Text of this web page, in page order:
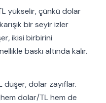
yükselir, çünkü dolar
bir seyir izler
ikisi birbirini
baskı altında kalır.
düşer, dolar zayıflar.
dolar/TL hem de